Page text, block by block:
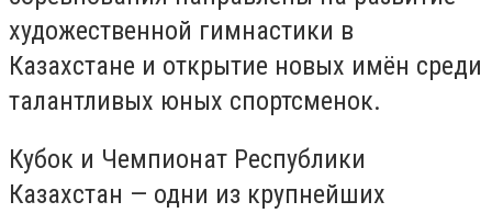
художественной гимнастики в
Казахстане и открытие новых имён среди
талантливых юных спортсменок.
Кубок и Чемпионат Республики
Казахстан — одни из крупнейших